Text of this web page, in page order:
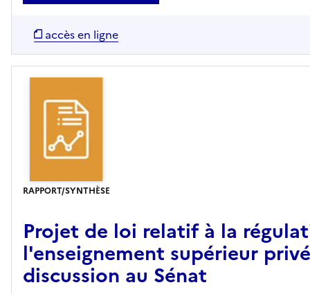
accès en ligne
RAPPORT/SYNTHÈSE
Projet de loi relatif à la
l'enseignement supérieur
discussion au Sénat